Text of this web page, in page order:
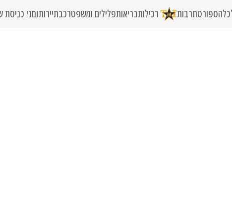
ספורטתרבות רכילותבריאותפלילים ומשפטרכבתיירותזמני